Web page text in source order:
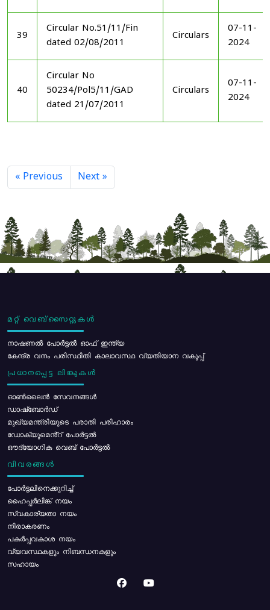
39
Circular No.51/11/Fin
dated 02/08/2011
Circulars
07-11-
2024
40
Circular No
50234/Pol5/11/GAD
dated 21/07/2011
Circulars
07-11-
2024
« Previous Next »
മറ്റ് വെബ്സൈറ്റുകൾ
നാഷണൽ പോർട്ടൽ ഓഫ് ഇന്ത്യ
കേന്ദ്ര വനം പരിസ്ഥിതി കാലാവസ്ഥ വ്യതിയാന വകുപ്പ്
പ്രധാനപ്പെട്ട ലിങ്കുകൾ
ഓൺലൈൻ സേവനങ്ങൾ
ഡാഷ്ബോർഡ്
മുഖ്യമന്ത്രിയുടെ പരാതി പരിഹാരം
ഡോക്യുമെൻ്റ് പോർട്ടൽ
ഔദ്യോഗിക വെബ് പോർട്ടൽ
വിവരങ്ങൾ
പോര്‍ട്ടലിനെക്കുറിച്ച്
ഹൈപ്പർലിങ്ക് നയം
സ്വകാര്യതാ നയം
നിരാകരണം
പകർപ്പവകാശ നയം
വ്യവസ്ഥകളും നിബന്ധനകളും
സഹായം